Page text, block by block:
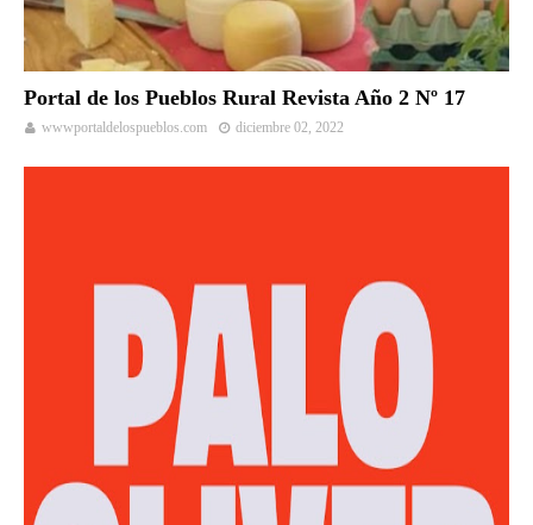
Portal de los Pueblos Rural Revista Año 2 Nº 17
wwwportaldelospueblos.com diciembre 02, 2022